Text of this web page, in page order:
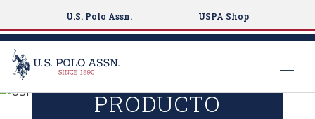
U.S. Polo Assn. USPA Shop
PRODUCTO